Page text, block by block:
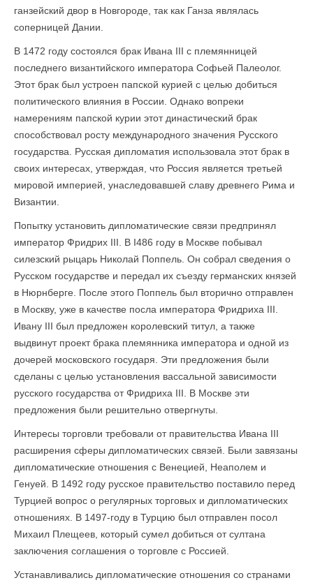
ганзейский двор в Новгороде, так как Ганза являлась
соперницей Дании.
В 1472 году состоялся брак Ивана III с племянницей
последнего византийского императора Софьей Палеолог.
Этот брак был устроен папской курией с целью добиться
политического влияния в России. Однако вопреки
намерениям папской курии этот династический брак
способствовал росту международного значения Русского
государства. Русская дипломатия использовала этот брак в
своих интересах, утверждая, что Россия является третьей
мировой империей, унаследовавшей славу древнего Рима и
Византии.
Попытку установить дипломатические связи предпринял
император Фридрих III. В I486 году в Москве побывал
силезский рыцарь Николай Поппель. Он собрал сведения о
Русском государстве и передал их съезду германских князей
в Нюрнберге. После этого Поппель был вторично отправлен
в Москву, уже в качестве посла императора Фридриха III.
Ивану III был предложен королевский титул, а также
выдвинут проект брака племянника императора и одной из
дочерей московского государя. Эти предложения были
сделаны с целью установления вассальной зависимости
русского государства от Фридриха III. В Москве эти
предложения были решительно отвергнуты.
Интересы торговли требовали от правительства Ивана III
расширения сферы дипломатических связей. Были завязаны
дипломатические отношения с Венецией, Неаполем и
Генуей. В 1492 году русское правительство поставило перед
Турцией вопрос о регулярных торговых и дипломатических
отношениях. В 1497-году в Турцию был отправлен посол
Михаил Плещеев, который сумел добиться от султана
заключения соглашения о торговле с Россией.
Устанавливались дипломатические отношения со странами